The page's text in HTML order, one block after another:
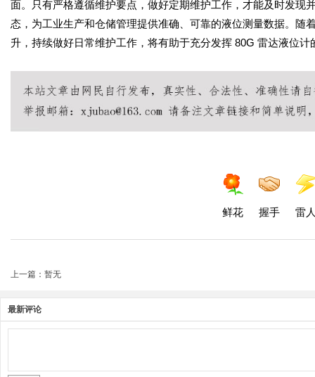
面。只有严格遵循维护要点，做好定期维护工作，才能及时发现
态，为工业生产和仓储管理提供准确、可靠的液位测量数据。
升，持续做好日常维护工作，将有助于充分发挥 80G 雷达液位
鲜花 握手 雷
上一篇：暂无
最新评论